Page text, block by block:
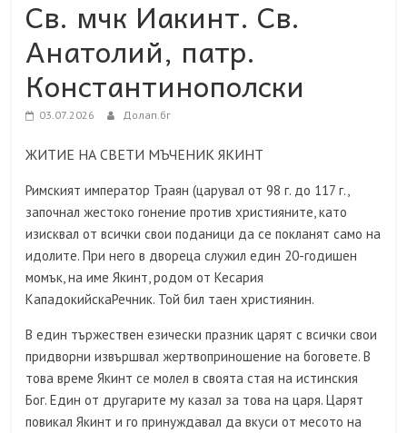
Св. мчк Иакинт. Св.
Анатолий, патр.
Константинополски
03.07.2026 Долап.бг
ЖИТИЕ НА СВЕТИ МЪЧЕНИК ЯКИНТ
Римският император Траян (царувал от 98 г. до 117 г.,
започнал жестоко гонение против християните, като
изисквал от всички свои поданици да се покланят само на
идолите. При него в двореца служил един 20-годишен
момък, на име Якинт, родом от Кесария
КападокийскаРечник. Той бил таен християнин.
В един тържествен езически празник царят с всички свои
придворни извършвал жертвоприношение на боговете. В
това време Якинт се молел в своята стая на истинския
Бог. Един от другарите му казал за това на царя. Царят
повикал Якинт и го принуждавал да вкуси от месото на